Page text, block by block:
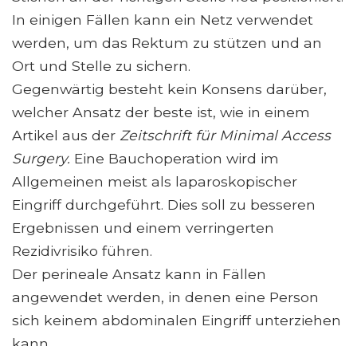
In einigen Fällen kann ein Netz verwendet
werden, um das Rektum zu stützen und an
Ort und Stelle zu sichern.
Gegenwärtig besteht kein Konsens darüber,
welcher Ansatz der beste ist, wie in einem
Artikel aus der Zeitschrift für Minimal Access
Surgery. Eine Bauchoperation wird im
Allgemeinen meist als laparoskopischer
Eingriff durchgeführt. Dies soll zu besseren
Ergebnissen und einem verringerten
Rezidivrisiko führen.
Der perineale Ansatz kann in Fällen
angewendet werden, in denen eine Person
sich keinem abdominalen Eingriff unterziehen